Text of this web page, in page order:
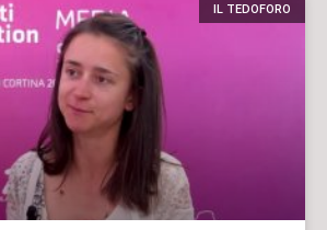
IL TEDOFORO